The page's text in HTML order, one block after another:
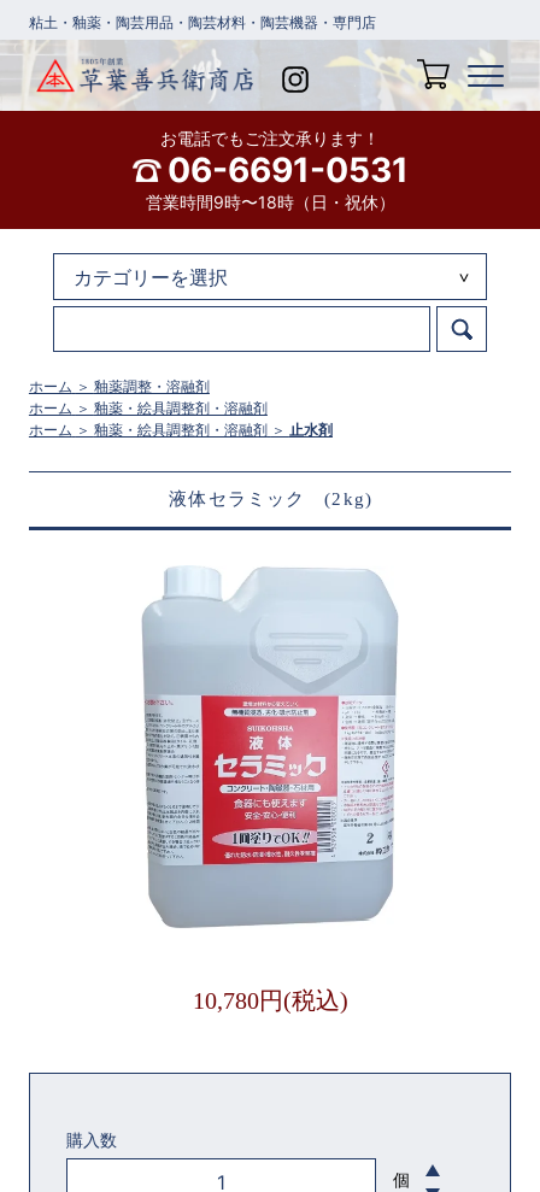
粘土・釉薬・陶芸用品・陶芸材料・陶芸機器・専門店
お電話でもご注文承ります！
06-6691-0531
営業時間9時〜18時（日・祝休）
ホーム ＞ 釉薬調整・溶融剤
ホーム ＞ 釉薬・絵具調整剤・溶融剤
ホーム ＞ 釉薬・絵具調整剤・溶融剤 ＞ 止水剤
液体セラミック (2kg)
10,780円(税込)
購入数
個